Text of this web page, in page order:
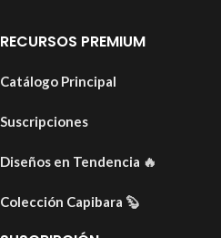
RECURSOS PREMIUM
Catálogo Principal
Suscripciones
Diseños en Tendencia 🔥
Colección Capibara 🦫